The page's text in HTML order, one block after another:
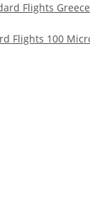
Flights Greece